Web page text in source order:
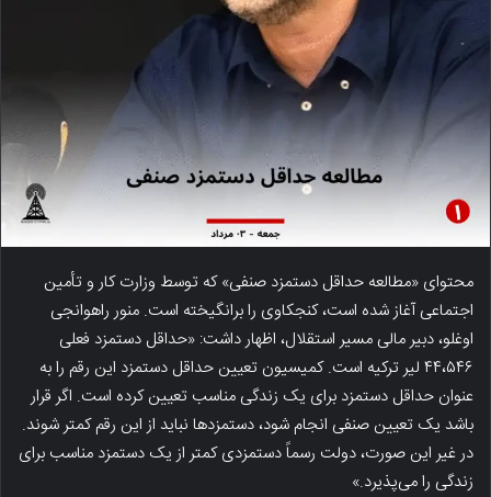
محتوای «مطالعه حداقل دستمزد صنفی» که توسط وزارت کار و تأمین
اجتماعی آغاز شده است، کنجکاوی را برانگیخته است. منور راهوانجی
اوغلو، دبیر مالی مسیر استقلال، اظهار داشت: «حداقل دستمزد فعلی
۴۴،۵۴۶ لیر ترکیه است. کمیسیون تعیین حداقل دستمزد این رقم را به
عنوان حداقل دستمزد برای یک زندگی مناسب تعیین کرده است. اگر قرار
باشد یک تعیین صنفی انجام شود، دستمزدها نباید از این رقم کمتر شوند.
در غیر این صورت، دولت رسماً دستمزدی کمتر از یک دستمزد مناسب برای
زندگی را می‌پذیرد.»